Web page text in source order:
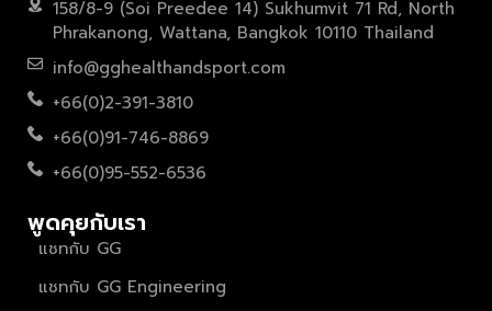
158/8-9 (Soi Preedee 14) Sukhumvit 71 Rd, North
Phrakanong, Wattana, Bangkok 10110 Thailand
info@gghealthandsport.com
+66(0)2-391-3810
+66(0)91-746-8869
+66(0)95-552-6536
พูดคุยกับเรา
แชทกับ GG
แชทกับ GG Engineering